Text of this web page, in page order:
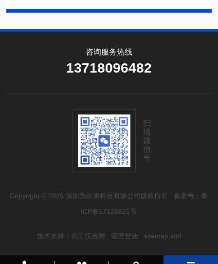
咨询服务热线
13718096482
扫
描
微
信
号
Copyright © 2026 深圳为尔康科技有限公司版权所有 备案号：粤
ICP备17126621号
技术支持： 化工仪器网 管理登陆 sitemap.xml